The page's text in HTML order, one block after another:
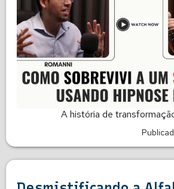
A história de